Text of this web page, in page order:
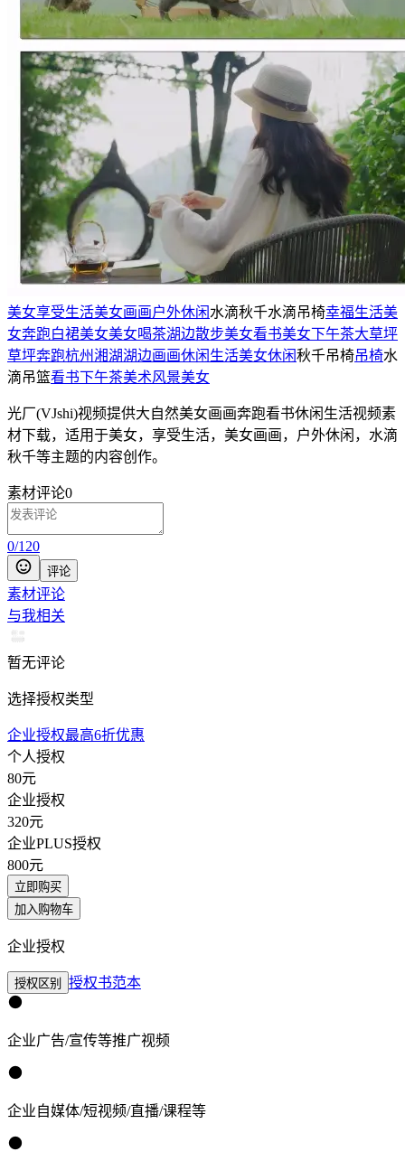
美女享受生活美女画画户外休闲 水滴秋千水滴吊椅幸福生活美
女奔跑白裙美女美女喝茶湖边散步美女看书美女下午茶大草坪
草坪奔跑杭州湘湖湖边画画休闲生活美女休闲秋千吊椅吊椅水
滴吊篮看书下午茶美术风景美女
光厂(VJshi)视频提供大自然美女画画奔跑看书休闲生活视频素
材下载，适用于美女，享受生活，美女画画，户外休闲，水滴
秋千等主题的内容创作。
素材评论0
0/120
评论
素材评论
与我相关
暂无评论
选择授权类型
企业授权最高6折优惠
个人授权
80元
企业授权
320元
企业PLUS授权
800元
立即购买
加入购物车
企业授权
授权区别 授权书范本
企业广告/宣传等推广视频
企业自媒体/短视频/直播/课程等